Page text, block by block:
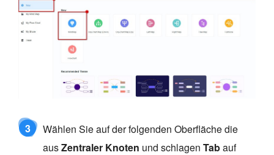
3
Wählen Sie auf der folgenden Oberfläche die
ausZentraler Knoten und schlagen Tabauf